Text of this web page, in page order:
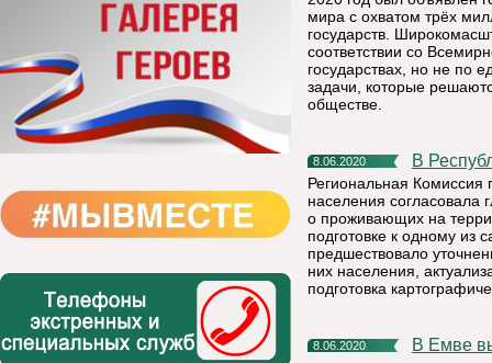
мира с охватом трёх
государств.
соответствии со
государствах, но не по
задачи, которые
обществе.
8.06.2020 В
Региональная Комиссия
населения согласовала
о проживающих на
подготовке к одному из
предшествовало
них населения,
подготовка
8.06.2020 В Емве